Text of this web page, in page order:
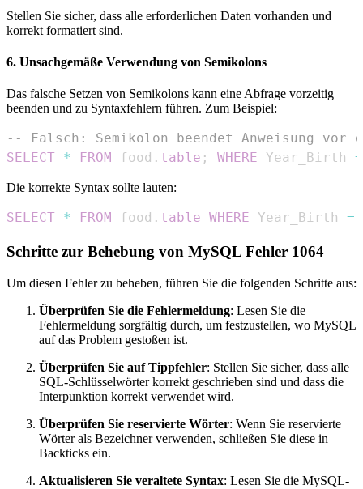
Stellen Sie sicher, dass alle erforderlichen Daten vorhanden und
korrekt formatiert sind.
6. Unsachgemäße Verwendung von Semikolons
Das falsche Setzen von Semikolons kann eine Abfrage vorzeitig
beenden und zu Syntaxfehlern führen. Zum Beispiel:
-- Falsch: Semikolon beendet Anweisung vor
SELECT * FROM food . table ; WHERE Year_Birth =
Die korrekte Syntax sollte lauten:
SELECT * FROM food . table WHERE Year_Birth =
Schritte zur Behebung von MySQL Fehler 1064
Um diesen Fehler zu beheben, führen Sie die folgenden Schritte aus:
Überprüfen Sie die Fehlermeldung: Lesen Sie die
Fehlermeldung sorgfältig durch, um festzustellen, wo MySQL
auf das Problem gestoßen ist.
Überprüfen Sie auf Tippfehler: Stellen Sie sicher, dass alle
SQL-Schlüsselwörter korrekt geschrieben sind und dass die
Interpunktion korrekt verwendet wird.
Überprüfen Sie reservierte Wörter: Wenn Sie reservierte
Wörter als Bezeichner verwenden, schließen Sie diese in
Backticks ein.
Aktualisieren Sie veraltete Syntax: Lesen Sie die MySQL-